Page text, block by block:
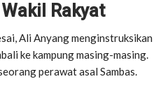
Rakyat
Ali Anyang menginstruksikan
ke kampung masing-masing.
perawat asal Sambas.